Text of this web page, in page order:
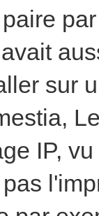
sur
IP,